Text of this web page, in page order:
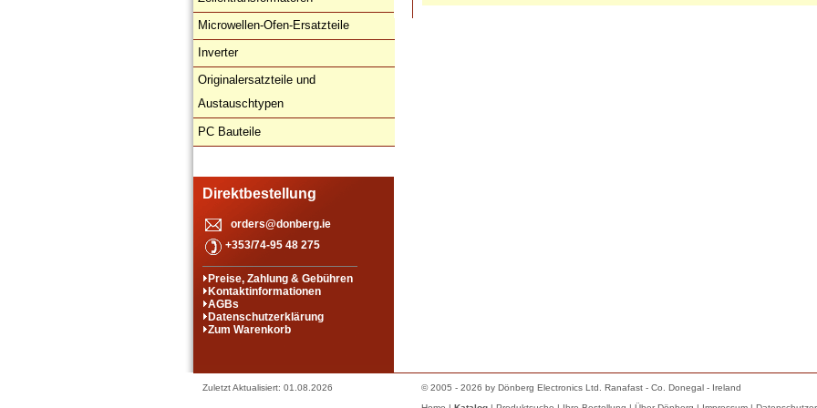
Microwellen-Ofen-Ersatzteile
Inverter
Originalersatzteile und
Austauschtypen
PC Bauteile
Direktbestellung
orders@donberg.ie
+353/74-95 48 275
Preise, Zahlung & Gebühren
Kontaktinformationen
AGBs
Datenschutzerklärung
Zum Warenkorb
Zuletzt Aktualisiert: 01.08.2026
© 2005 - 2026 by Dönberg Electronics Ltd. Ranafast - Co. Donegal - Ireland